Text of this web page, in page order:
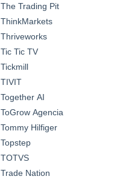
The Trading Pit
ThinkMarkets
Thriveworks
Tic Tic TV
Tickmill
TIVIT
Together AI
ToGrow Agencia
Tommy Hilfiger
Topstep
TOTVS
Trade Nation